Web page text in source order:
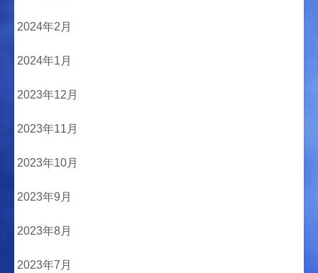
2024年2月
2024年1月
2023年12月
2023年11月
2023年10月
2023年9月
2023年8月
2023年7月